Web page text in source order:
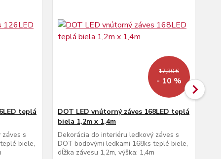
teplá
s
biele,
17,30 €
- 10 %
DOT LED vnútorný záves 168LED teplá
biela 1,2m x 1,4m
Dekorácia do interiéru ledkový záves s
DOT bodovými ledkami 168ks teplé biele,
dĺžka závesu 1,2m, výška: 1,4m